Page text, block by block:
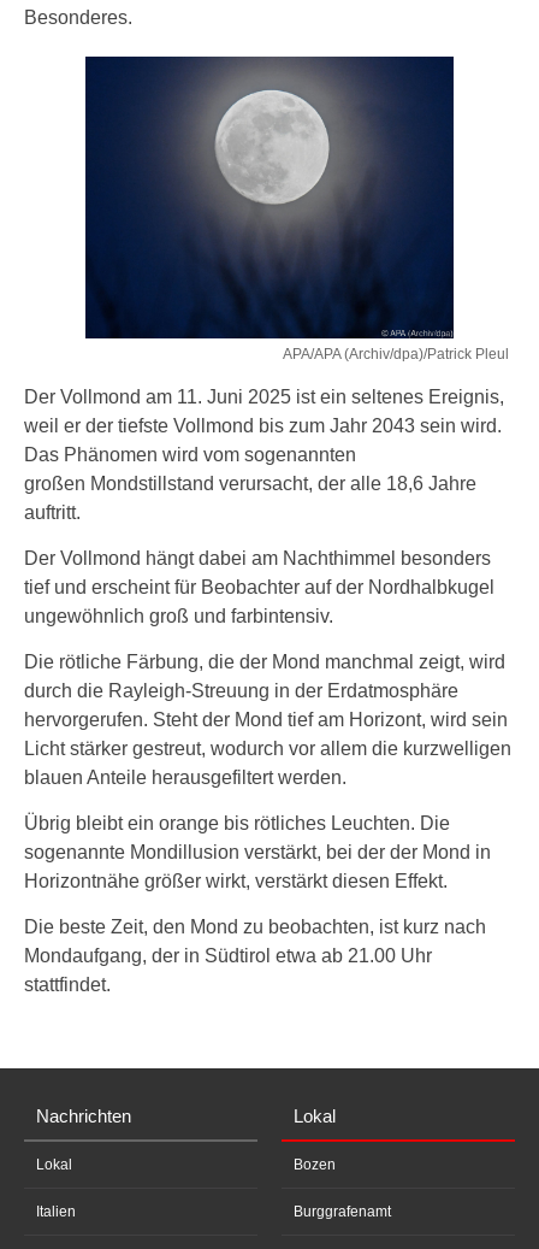
Besonderes.
APA/APA (Archiv/dpa)/Patrick Pleul
Der Vollmond am 11. Juni 2025 ist ein seltenes Ereignis,
weil er der tiefste Vollmond bis zum Jahr 2043 sein wird.
Das Phänomen wird vom sogenannten
großen Mondstillstand verursacht, der alle 18,6 Jahre
auftritt.
Der Vollmond hängt dabei am Nachthimmel besonders
tief und erscheint für Beobachter auf der Nordhalbkugel
ungewöhnlich groß und farbintensiv.
Die rötliche Färbung, die der Mond manchmal zeigt, wird
durch die Rayleigh-Streuung in der Erdatmosphäre
hervorgerufen. Steht der Mond tief am Horizont, wird sein
Licht stärker gestreut, wodurch vor allem die kurzwelligen
blauen Anteile herausgefiltert werden.
Übrig bleibt ein orange bis rötliches Leuchten. Die
sogenannte Mondillusion verstärkt, bei der der Mond in
Horizontnähe größer wirkt, verstärkt diesen Effekt.
Die beste Zeit, den Mond zu beobachten, ist kurz nach
Mondaufgang, der in Südtirol etwa ab 21.00 Uhr
stattfindet.
Nachrichten
Lokal
Italien
Lokal
Bozen
Burggrafenamt